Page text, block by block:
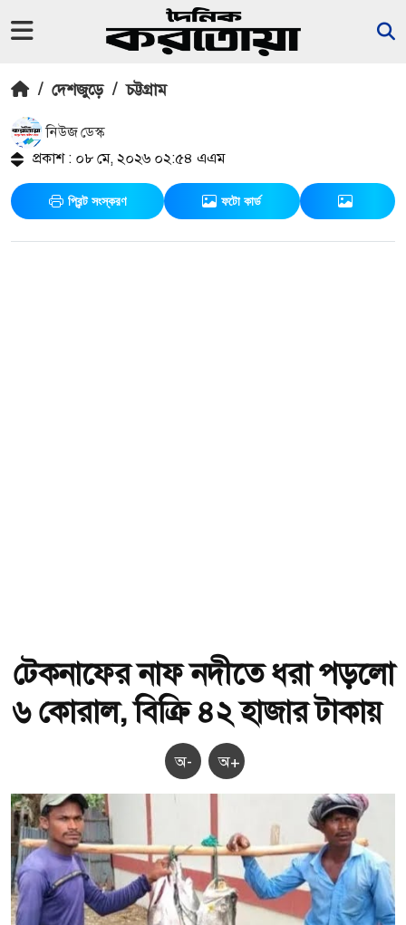
/ দেশজুড়ে / চট্টগ্রাম
নিউজ ডেস্ক
প্রকাশ : ০৮ মে, ২০২৬ ০২:৫৪ এএম
প্রিন্ট সংস্করণ ফটো কার্ড
টেকনাফের নাফ নদীতে ধরা পড়লো
৬ কোরাল, বিক্রি ৪২ হাজার টাকায়
অ- অ+